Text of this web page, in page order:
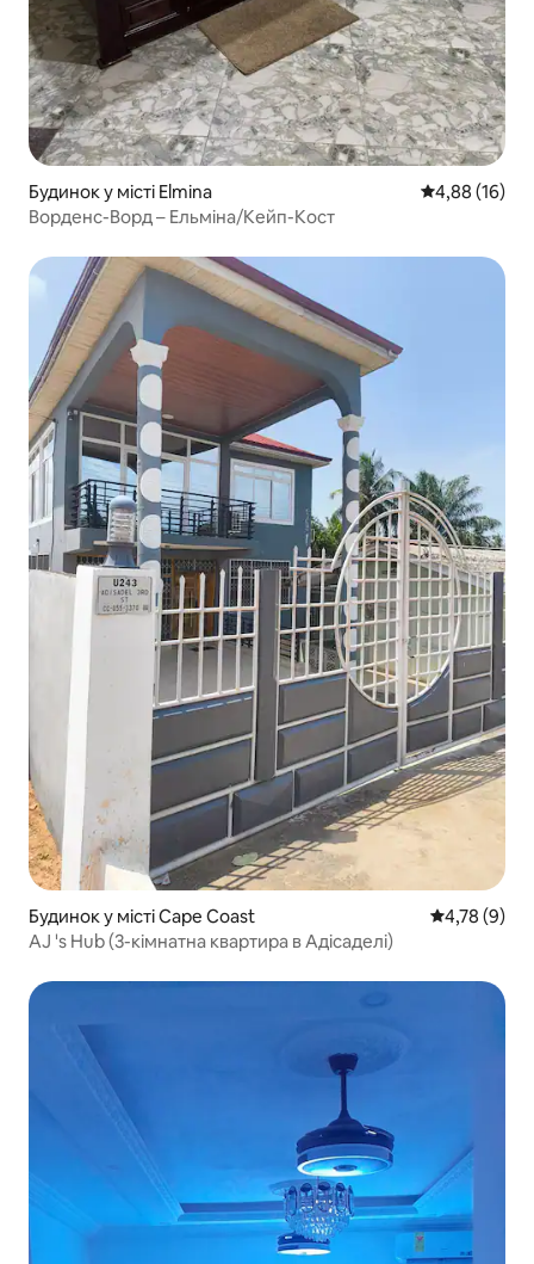
Будинок у місті Elmina Середня
4,88 (16)
Ворденс-Ворд – Ельміна/Кейп-Кост
Будинок у місті Cape Coast Середня
4,78 (9)
AJ 's Hub (3-кімнатна квартира в Адісаделі)